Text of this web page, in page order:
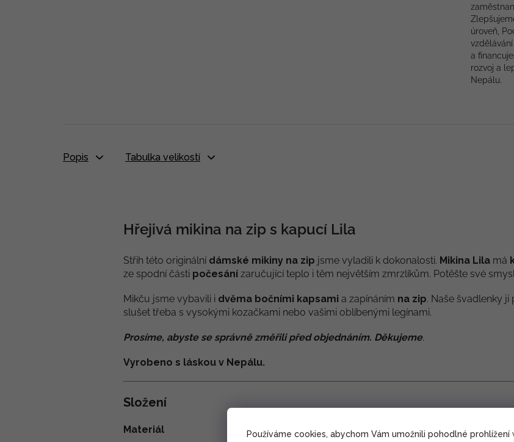
Používáme cookies, abychom Vám umožnili pohodlné prohlížení
úroveň,
a
rozvoj a
Nepálu.
Popis Tabulka velikostí
Hřejivá mikina na zip s kapucí Lila
Střih této originální dámské mikiny na zip jsme vyladili k dokonalosti. Mikina Lila má
ze spodní části počesání zaručující teplo i těm největším zmrzlíkům. Potěšte své
Mikču jsme vybavili i dvěma bočními kapsami a zapínáním na zip. Naše švadlenky
slušet třeba s vysokými kozačkami nebo vašimi oblíbenými legínami.
Prosíme, abyste se správně změřili před objednáním. Děkujeme.
Vyrobeno s láskou v Nepálu.
Složení
Materiál